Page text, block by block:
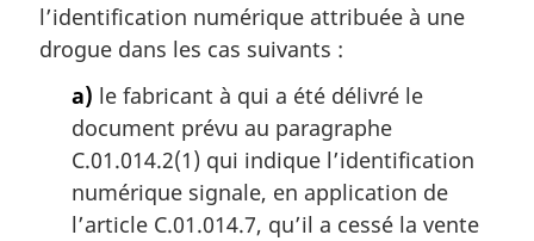
l’identification numérique attribuée à une
drogue dans les cas suivants :
a) le fabricant à qui a été délivré le
document prévu au paragraphe
C.01.014.2(1) qui indique l’identification
numérique signale, en application de
l’article C.01.014.7, qu’il a cessé la vente